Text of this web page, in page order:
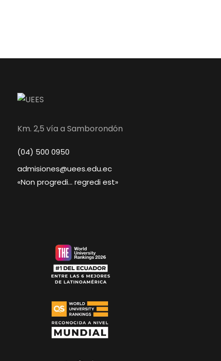
Km. 2,5 vía a Samborondón
(04) 500 0950
admisiones@uees.edu.ec
«Non progredi… regredi est»